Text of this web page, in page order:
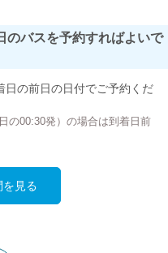
のバスを予約すればよいで
日の前日の日付でご予約くだ
の00:30発）の場合は到着日前
を見る